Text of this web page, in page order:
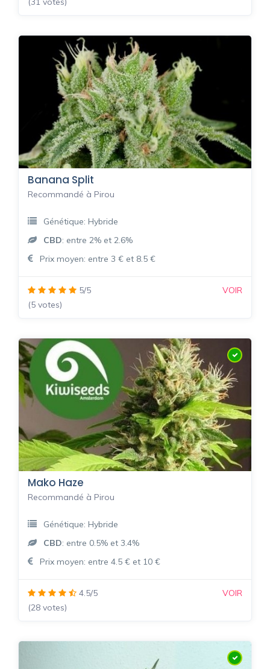
Banana Split
Recommandé à Pirou
Génétique: Hybride
CBD: entre 2% et 2.6%
Prix moyen: entre 3 € et 8.5 €
5/5
(5 votes)
VOIR
Mako Haze
Recommandé à Pirou
Génétique: Hybride
CBD: entre 0.5% et 3.4%
Prix moyen: entre 4.5 € et 10 €
4.5/5
(28 votes)
VOIR